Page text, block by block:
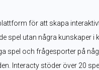
för att skapa
spel utan några kunskaper i
spel och frågesporter på
Interacty stöder över 20